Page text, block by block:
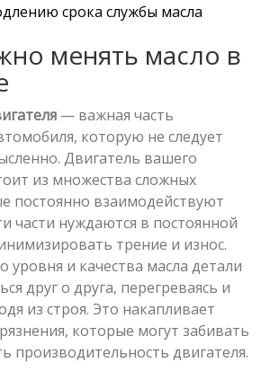
срока службы масла
менять масло в
— важная часть
которую не следует
Двигатель вашего
из множества сложных
постоянно взаимодействуют
части нуждаются в постоянной
трение и износ.
уровня и качества масла детали
друг о друга, перегреваясь и
из строя. Это накапливает
которые могут забивать
производительность двигателя.